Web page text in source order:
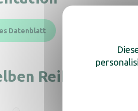
Datenblatt
Reihe,